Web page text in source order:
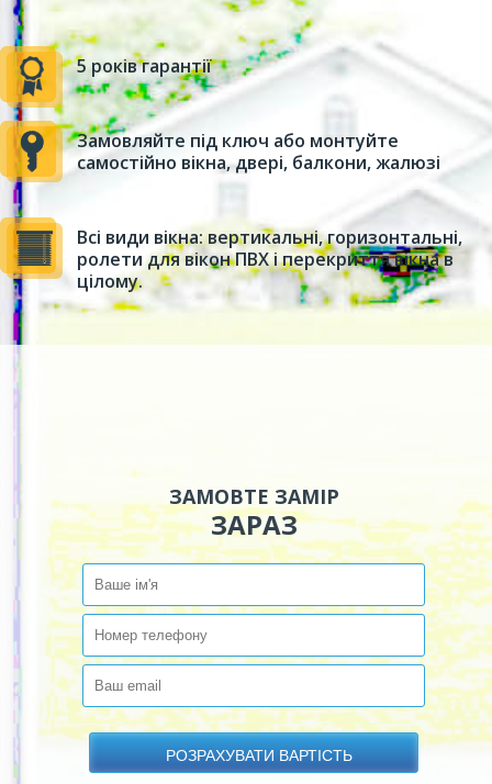
5 років гарантії
Замовляйте під ключ або монтуйте
самостійно вікна, двері, балкони, жалюзі
Всі види вікна: вертикальні, горизонтальні,
ролети для вікон ПВХ і перекриття вікна в
цілому.
ЗАМОВТЕ ЗАМІР
ЗАРАЗ